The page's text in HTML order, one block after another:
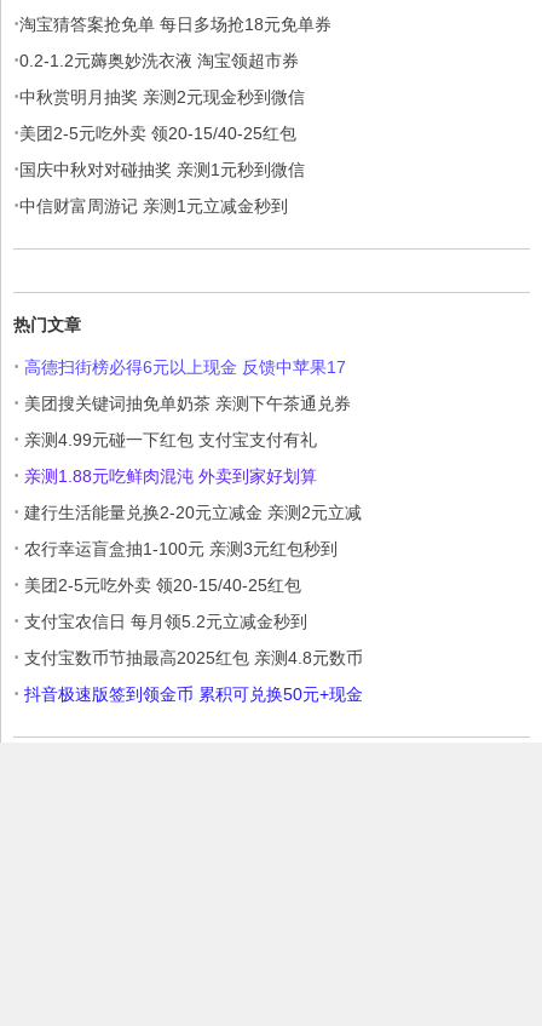
·淘宝猜答案抢免单 每日多场抢18元免单券
·0.2-1.2元薅奥妙洗衣液 淘宝领超市券
·中秋赏明月抽奖 亲测2元现金秒到微信
·美团2-5元吃外卖 领20-15/40-25红包
·国庆中秋对对碰抽奖 亲测1元秒到微信
·中信财富周游记 亲测1元立减金秒到
热门文章
· 高德扫街榜必得6元以上现金 反馈中苹果17
· 美团搜关键词抽免单奶茶 亲测下午茶通兑券
· 亲测4.99元碰一下红包 支付宝支付有礼
· 亲测1.88元吃鲜肉混沌 外卖到家好划算
· 建行生活能量兑换2-20元立减金 亲测2元立减
· 农行幸运盲盒抽1-100元 亲测3元红包秒到
· 美团2-5元吃外卖 领20-15/40-25红包
· 支付宝农信日 每月领5.2元立减金秒到
· 支付宝数币节抽最高2025红包 亲测4.8元数币
· 抖音极速版签到领金币 累积可兑换50元+现金